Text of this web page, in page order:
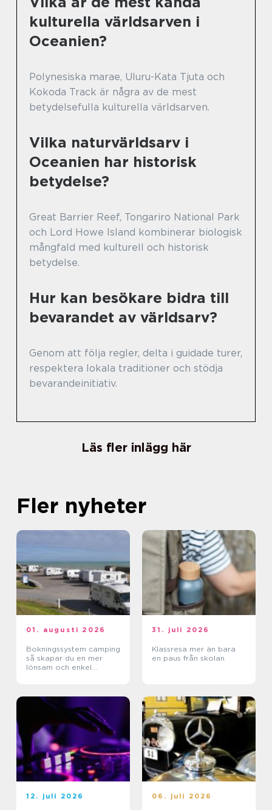
kulturella världsarven i
Oceanien?
Polynesiska marae, Uluru-Kata Tjuta och
Kokoda Track är några av de mest
betydelsefulla kulturella världsarven.
Vilka naturvärldsarv i
Oceanien har historisk
betydelse?
Great Barrier Reef, Tongariro National Park
och Lord Howe Island kombinerar biologisk
mångfald med kulturell och historisk
betydelse.
Hur kan besökare bidra till
bevarandet av världsarv?
Genom att följa regler, delta i guidade turer,
respektera lokala traditioner och stödja
bevarandeinitiativ.
Läs fler inlägg här
Fler nyheter
01. augusti 2026
Bokningssystem camping
så skapar du en mer
lönsam och enkel
31. juli 2026
Klassresa mer än bara
en paus från skolan
12. juli 2026 06. juli 2026